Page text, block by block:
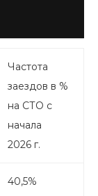
Частота
заездов в %
на СТО с
начала
2026 г.
40,5%